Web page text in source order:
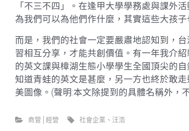
「不三不四」。在逢甲大學學務處與課外
為我們可以為他們作什麼，其實這些大孩
而是，我們的社會一定要嚴肅地認知到，
習相互分享，才能共創價值。有一年我介
的英文課與樟湖生態小學學生全國頂尖的
知道青蛙的英文是甚麼，另一方也終於敢
美圖像。(聲明:本文除提到的具體名稱外，
商管│經營 社會企業、汪浩